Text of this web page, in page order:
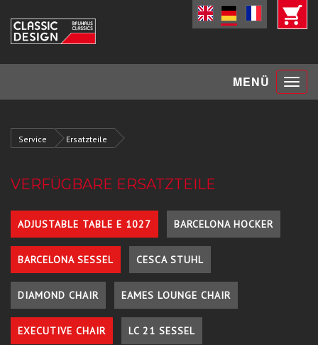
MENÜ Toggle
Service Ersatzteile
VERFÜGBARE ERSATZTEILE
ADJUSTABLE TABLE E 1027 BARCELONA HOCKER
BARCELONA SESSEL CESCA STUHL
DIAMOND CHAIR EAMES LOUNGE CHAIR
EXECUTIVE CHAIR LC 21 SESSEL